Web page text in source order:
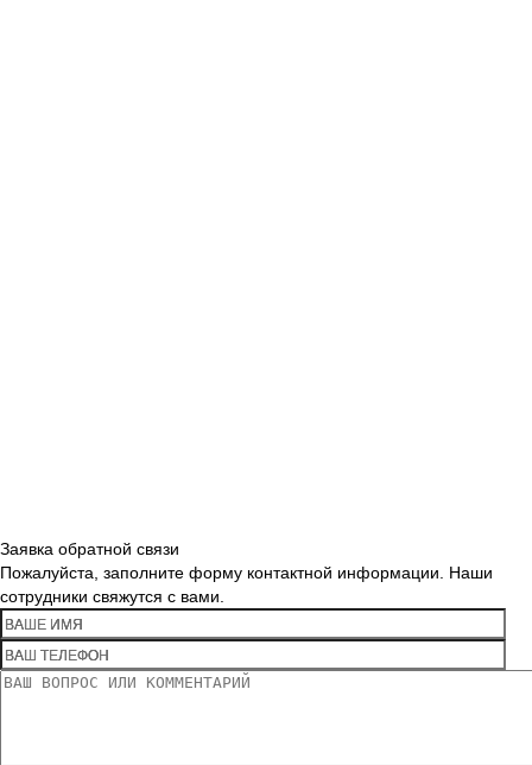
Заявка обратной связи
Пожалуйста, заполните форму контактной информации. Наши
сотрудники свяжутся с вами.